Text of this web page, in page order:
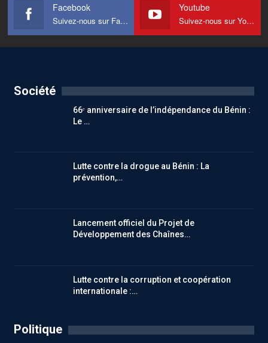
Facebook
Suivez-nous sur Facebook
Youtube
Suivez-nous sur Youtube
Société
66ᵉ anniversaire de l’indépendance du Bénin :
Le …
Lutte contre la drogue au Bénin : La
prévention,…
Lancement officiel du Projet de
Développement des Chaînes…
Lutte contre la corruption et coopération
internationale :…
Politique